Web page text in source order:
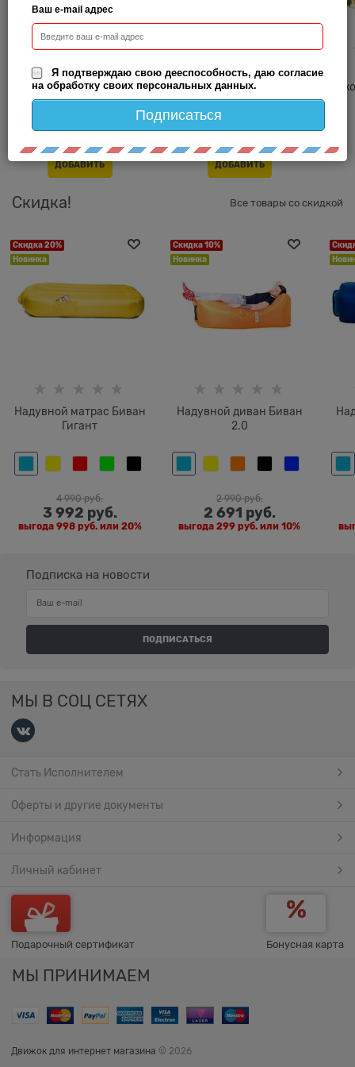
Устройство сланцевой
кровли
2 500 руб.
ДОБАВИТЬ
Защитное покрытие
"Гибкое стекло"
от790 руб.
ДОБАВИТЬ
Скидка! Все товары со скидкой
Скидка 20%
Новинка
Надувной матрас Биван
Гигант
4 990 руб.
3 992 руб.
выгода 998 руб.или 20%
Скидка 10%
Новинка
Надувной диван Биван
2.0
2 990 руб.
2 691 руб.
выгода299 руб. или10%
Подписка на новости
МЫ В СОЦ СЕТЯХ
Стать Исполнителем
Оферты и другие документы
Информация
Личный кабинет
Подарочный сертификат Бонусная карта
МЫ ПРИНИМАЕМ
Движок для интернет магазина © 2026
Ваш e-mail адрес
Я подтверждаю свою дееспособность, даю согласие
на обработку своих персональных данных.
Подписаться